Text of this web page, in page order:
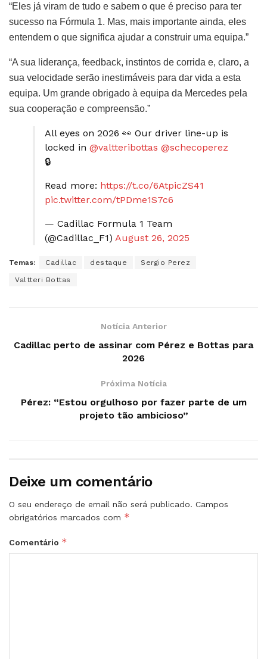
“Eles já viram de tudo e sabem o que é preciso para ter
sucesso na Fórmula 1. Mas, mais importante ainda, eles
entendem o que significa ajudar a construir uma equipa.”
“A sua liderança, feedback, instintos de corrida e, claro, a
sua velocidade serão inestimáveis para dar vida a esta
equipa. Um grande obrigado à equipa da Mercedes pela
sua cooperação e compreensão.”
All eyes on 2026 👀 Our driver line-up is
locked in @valtteribottas @schecoperez
🔒
Read more: https://t.co/6AtpicZS41
pic.twitter.com/tPDme1S7c6
— Cadillac Formula 1 Team
(@Cadillac_F1) August 26, 2025
Temas: Cadillac destaque Sergio Perez
Valtteri Bottas
Notícia Anterior
Cadillac perto de assinar com Pérez e Bottas para
2026
Próxima Notícia
Pérez: “Estou orgulhoso por fazer parte de um
projeto tão ambicioso”
Deixe um comentário
O seu endereço de email não será publicado. Campos
obrigatórios marcados com *
Comentário *